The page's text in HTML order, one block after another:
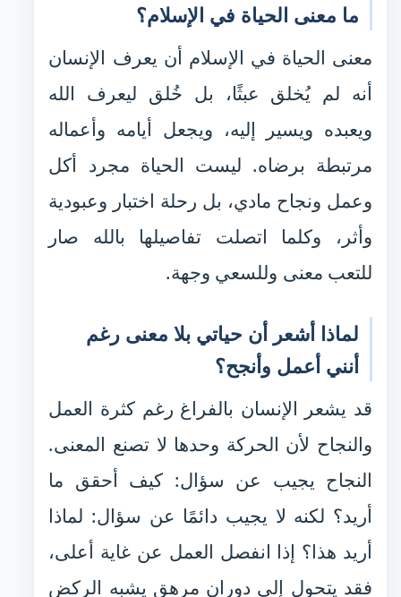
ما معنى الحياة في الإسلام؟
معنى الحياة في الإسلام أن يعرف الإنسان
أنه لم يُخلق عبثًا، بل خُلق ليعرف الله
ويعبده ويسير إليه، ويجعل أيامه وأعماله
مرتبطة برضاه. ليست الحياة مجرد أكل
وعمل ونجاح مادي، بل رحلة اختبار وعبودية
وأثر، وكلما اتصلت تفاصيلها بالله صار
للتعب معنى وللسعي وجهة.
لماذا أشعر أن حياتي بلا معنى رغم
أنني أعمل وأنجح؟
قد يشعر الإنسان بالفراغ رغم كثرة العمل
والنجاح لأن الحركة وحدها لا تصنع المعنى.
النجاح يجيب عن سؤال: كيف أحقق ما
أريد؟ لكنه لا يجيب دائمًا عن سؤال: لماذا
أريد هذا؟ إذا انفصل العمل عن غاية أعلى،
فقد يتحول إلى دوران مرهق يشبه الركض